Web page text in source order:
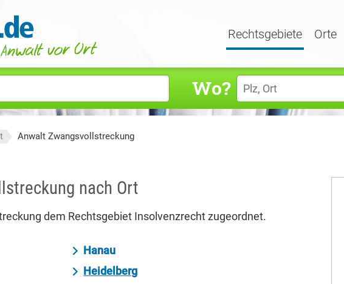
Rechtsgebiete Orte
Wo?
Anwalt Zwangsvollstreckung
nach Ort
dem Rechtsgebiet Insolvenzrecht zugeordnet.
Hanau
Heidelberg